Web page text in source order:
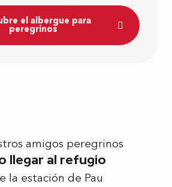
el albergue para
peregrinos
amigos peregrinos
llegar al refugio
la estación de Pau